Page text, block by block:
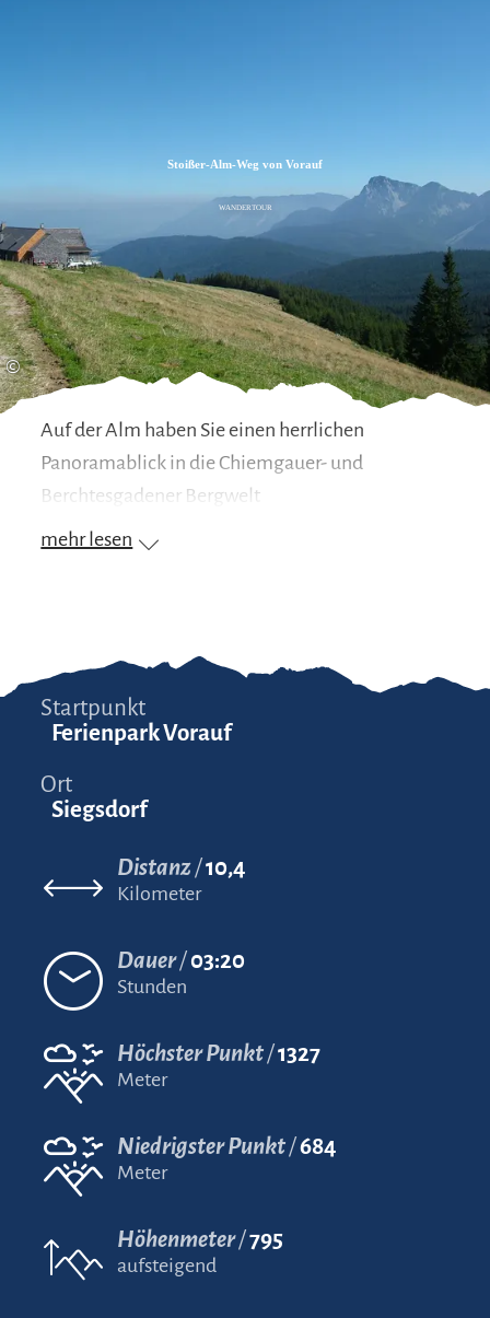
©
Stoißer-Alm-Weg von Vorauf
WANDERTOUR
Auf der Alm haben Sie einen herrlichen
Panoramablick in die Chiemgauer- und
Berchtesgadener Bergwelt
mehr lesen
Startpunkt
Ferienpark Vorauf
Ort
Siegsdorf
Distanz 10,4
Kilometer
Dauer 03:20
Stunden
Höchster Punkt 1327
Meter
Niedrigster Punkt 684
Meter
Höhenmeter 795
aufsteigend